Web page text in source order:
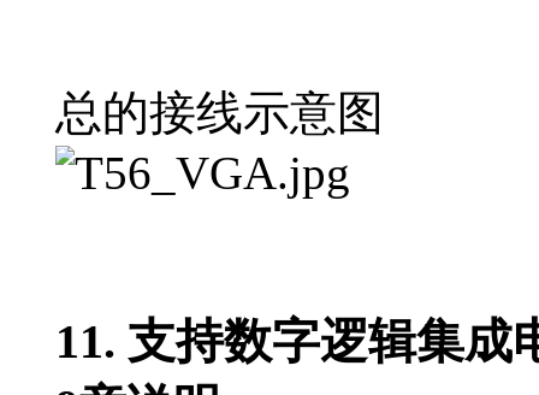
总的接线示意图
11. 支持数字逻辑集成